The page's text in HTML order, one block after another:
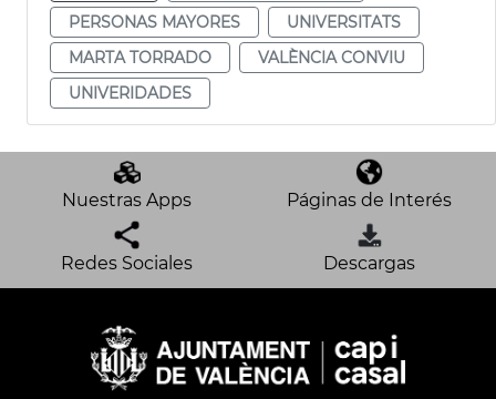
PERSONAS MAYORES
UNIVERSITATS
MARTA TORRADO
VALÈNCIA CONVIU
UNIVERIDADES
Nuestras Apps Páginas de Interés
Redes Sociales Descargas